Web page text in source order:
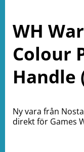
WH
Colour
Handle
Ny vara från
direkt för Games